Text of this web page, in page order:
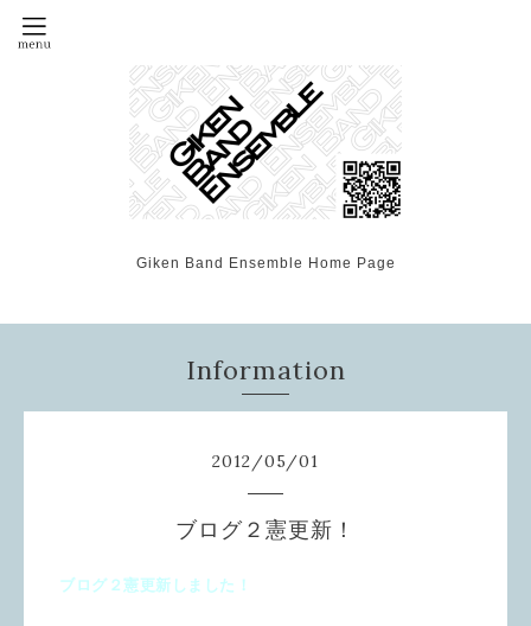
Giken Band Ensemble Home Page
Information
2012/05/01
ブログ２憲更新！
ブログ２憲更新しました！